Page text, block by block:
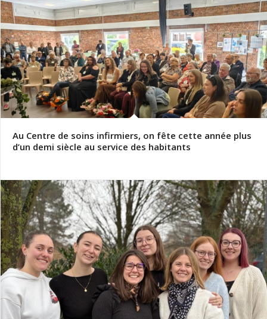
Au Centre de soins infirmiers, on fête cette année plus
d’un demi siècle au service des habitants